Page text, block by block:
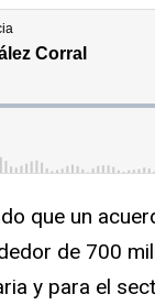
que un
de 700
y para el